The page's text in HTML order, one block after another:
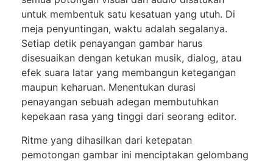
untuk membentuk satu kesatuan yang utuh. Di
meja penyuntingan, waktu adalah segalanya.
Setiap detik penayangan gambar harus
disesuaikan dengan ketukan musik, dialog, atau
efek suara latar yang membangun ketegangan
maupun keharuan. Menentukan durasi
penayangan sebuah adegan membutuhkan
kepekaan rasa yang tinggi dari seorang editor.
Ritme yang dihasilkan dari ketepatan
pemotongan gambar ini menciptakan gelombang